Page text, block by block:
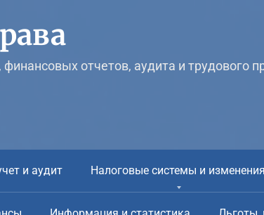
отчетов, аудита и трудового
и аудит Налоговые системы и изменения